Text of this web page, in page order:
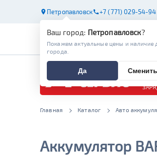
Петропавловск +7 (771) 029-54-94
Главная Каталог Авто
Аккумулятор
Ваш город: Петропавловск?
Покажем актуальные цены и наличие
города.
Да